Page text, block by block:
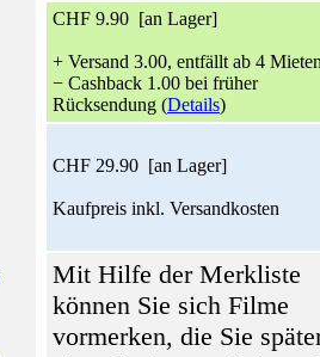
CHF 9.90 [an Lager]
+ Versand 3.00, entfällt ab 4
− Cashback 1.00 bei früher
Rücksendung (Details)
CHF 29.90 [an Lager]
Kaufpreis inkl. Versandkosten
Mit Hilfe der Merkliste
können Sie sich Filme
vormerken, die Sie